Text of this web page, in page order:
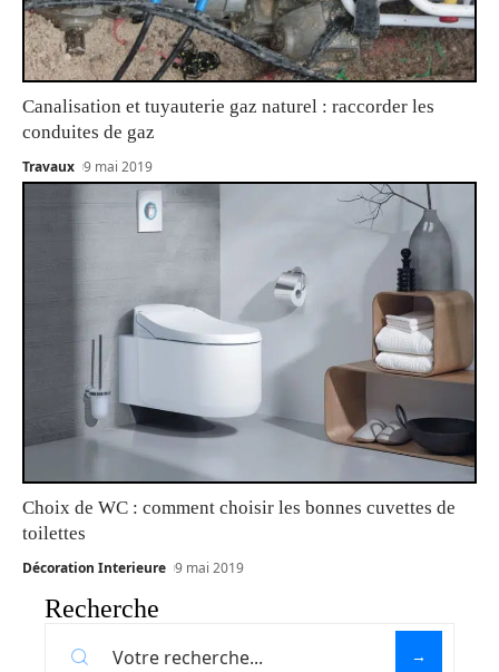
Canalisation et tuyauterie gaz naturel : raccorder les
conduites de gaz
Travaux 9 mai 2019
Choix de WC : comment choisir les bonnes cuvettes de
toilettes
Décoration Interieure 9 mai 2019
Recherche